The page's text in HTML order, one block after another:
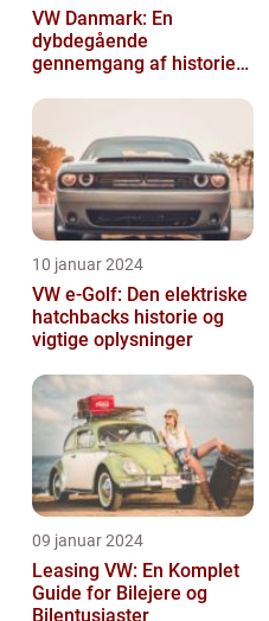
VW Danmark: En
dybdegående
gennemgang af historien
10 januar 2024
VW e-Golf: Den elektriske
hatchbacks historie og
vigtige oplysninger
09 januar 2024
Leasing VW: En Komplet
Guide for Bilejere og
Bilentusiaster